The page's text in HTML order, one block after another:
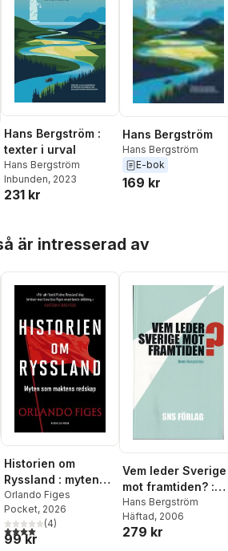
Hans Bergström :
texter i urval
Hans Bergström
Inbunden, 2023
231 kr
Hans Bergström
Hans Bergström
E-bok
169 kr
är intresserad av
röster:
Historien om
Ryssland : myten
som maktens
redskap
Orlando Figes
Pocket, 2026
4,0utav 5 stjärnor. Totalt antal röster:
(4)
99 kr
Vem leder Sverige
mot framtiden? :
Om
förutsättningarna
för strategiskt
Hans Bergström
Häftad, 2006
279 kr